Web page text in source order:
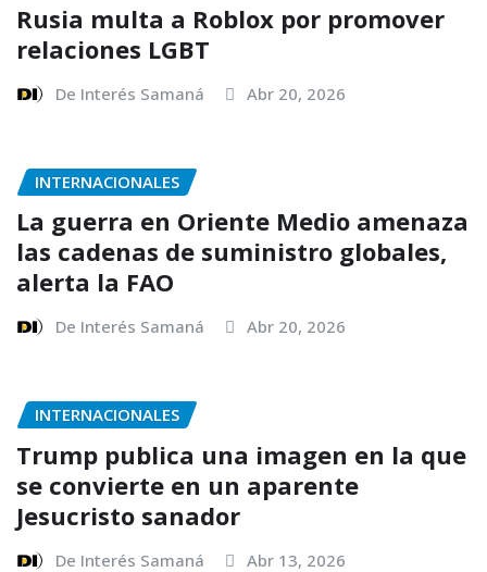
Rusia multa a Roblox por promover
relaciones LGBT
De Interés Samaná Abr 20, 2026
INTERNACIONALES
La guerra en Oriente Medio amenaza
las cadenas de suministro globales,
alerta la FAO
De Interés Samaná Abr 20, 2026
INTERNACIONALES
Trump publica una imagen en la que
se convierte en un aparente
Jesucristo sanador
De Interés Samaná Abr 13, 2026